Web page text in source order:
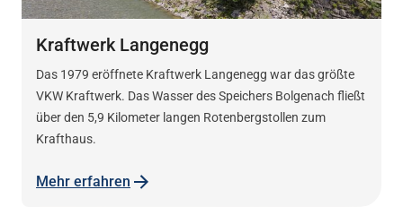
Kraftwerk Langenegg
Das 1979 eröffnete Kraftwerk Langenegg war das größte
VKW Kraftwerk. Das Wasser des Speichers Bolgenach fließt
über den 5,9 Kilometer langen Rotenbergstollen zum
Krafthaus.
Mehr erfahren